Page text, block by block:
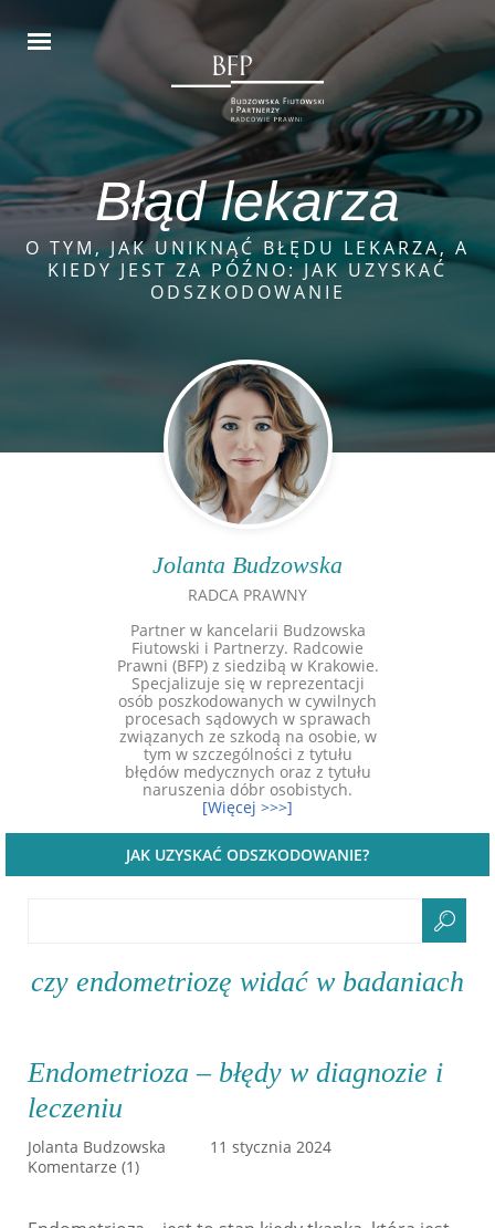
Błąd lekarza
O TYM, JAK UNIKNĄĆ BŁĘDU LEKARZA, A
KIEDY JEST ZA PÓŹNO: JAK UZYSKAĆ
ODSZKODOWANIE
Jolanta Budzowska
RADCA PRAWNY
Partner w kancelarii Budzowska
Fiutowski i Partnerzy. Radcowie
Prawni (BFP) z siedzibą w Krakowie.
Specjalizuje się w reprezentacji
osób poszkodowanych w cywilnych
procesach sądowych w sprawach
związanych ze szkodą na osobie, w
tym w szczególności z tytułu
błędów medycznych oraz z tytułu
naruszenia dóbr osobistych.
[Więcej >>>]
JAK UZYSKAĆ ODSZKODOWANIE?
czy endometriozę widać w badaniach
Endometrioza – błędy w diagnozie i
leczeniu
Jolanta Budzowska
11 stycznia 2024
Komentarze (1)